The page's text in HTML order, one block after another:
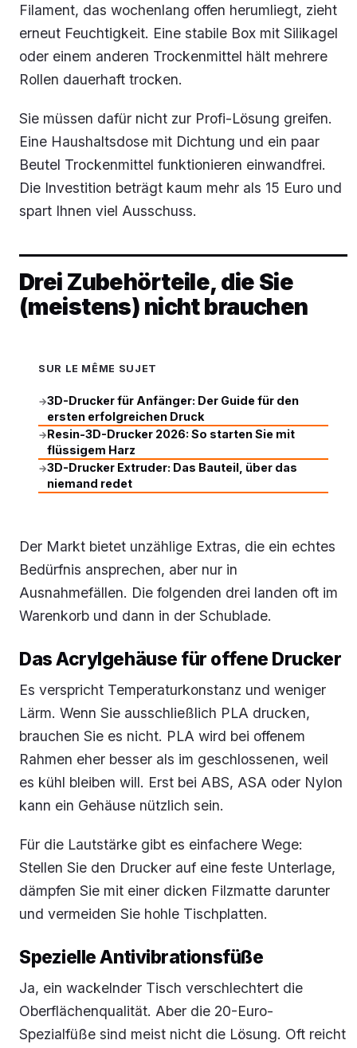
Filament, das wochenlang offen herumliegt, zieht
erneut Feuchtigkeit. Eine stabile Box mit Silikagel
oder einem anderen Trockenmittel hält mehrere
Rollen dauerhaft trocken.
Sie müssen dafür nicht zur Profi-Lösung greifen.
Eine Haushaltsdose mit Dichtung und ein paar
Beutel Trockenmittel funktionieren einwandfrei.
Die Investition beträgt kaum mehr als 15 Euro und
spart Ihnen viel Ausschuss.
Drei Zubehörteile, die Sie
(meistens) nicht brauchen
SUR LE MÊME SUJET
→3D-Drucker für Anfänger: Der Guide für den
ersten erfolgreichen Druck
→Resin-3D-Drucker 2026: So starten Sie mit
flüssigem Harz
→3D-Drucker Extruder: Das Bauteil, über das
niemand redet
Der Markt bietet unzählige Extras, die ein echtes
Bedürfnis ansprechen, aber nur in
Ausnahmefällen. Die folgenden drei landen oft im
Warenkorb und dann in der Schublade.
Das Acrylgehäuse für offene Drucker
Es verspricht Temperaturkonstanz und weniger
Lärm. Wenn Sie ausschließlich PLA drucken,
brauchen Sie es nicht. PLA wird bei offenem
Rahmen eher besser als im geschlossenen, weil
es kühl bleiben will. Erst bei ABS, ASA oder Nylon
kann ein Gehäuse nützlich sein.
Für die Lautstärke gibt es einfachere Wege:
Stellen Sie den Drucker auf eine feste Unterlage,
dämpfen Sie mit einer dicken Filzmatte darunter
und vermeiden Sie hohle Tischplatten.
Spezielle Antivibrationsfüße
Ja, ein wackelnder Tisch verschlechtert die
Oberflächenqualität. Aber die 20-Euro-
Spezialfüße sind meist nicht die Lösung. Oft reicht